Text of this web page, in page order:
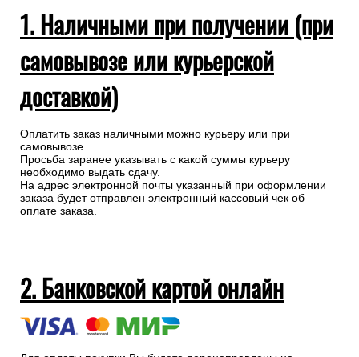
1. Наличными при получении (при
самовывозе или курьерской
доставкой)
Оплатить заказ наличными можно курьеру или при
самовывозе.
Просьба заранее указывать с какой суммы курьеру
необходимо выдать сдачу.
На адрес электронной почты указанный при оформлении
заказа будет отправлен электронный кассовый чек об
оплате заказа.
2. Банковской картой онлайн